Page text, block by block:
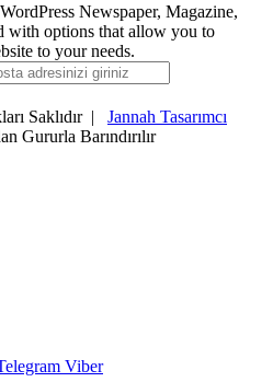
Newspaper, Magazine,
with options that allow you to
to your needs.
Saklıdır | Jannah Tasarımcı
Gururla Barındırılır
Viber